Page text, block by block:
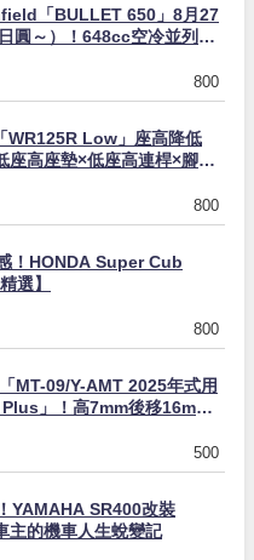
「BULLET 650」8月27
圓～）！648cc空冷並列雙
800
WR125R Low」座高降低
座高座墊×低座高連桿×腳踏
800
！HONDA Super Cub
選】
800
MT-09/Y-AMT 2025年式用
」！高7mm後移16mm
500
YAMAHA SR400改裝
主的機車人生蛻變記